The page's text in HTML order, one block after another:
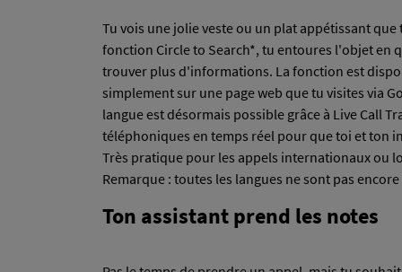
Tu vois une jolie veste ou un plat appétissant que
fonction Circle to Search*, tu entoures l'objet en
trouver plus d'informations. La fonction est
simplement sur une page web que tu visites via
langue est désormais possible grâce à Live Call
téléphoniques en temps réel pour que toi et ton
Très pratique pour les appels internationaux ou
Remarque : toutes les langues ne sont pas
Ton assistant prend les notes